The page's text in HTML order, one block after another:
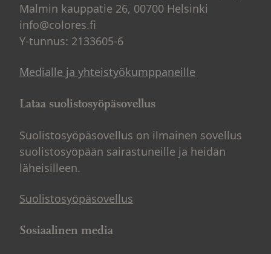
Malmin kauppatie 26, 00700 Helsinki
info@colores.fi
Y-tunnus: 2133605-6
Medialle ja yhteistyökumppaneille
Lataa suolistosyöpäsovellus
Suolistosyöpäsovellus on ilmainen sovellus
suolistosyöpään sairastuneille ja heidän
läheisilleen.
Suolistosyöpäsovellus
Sosiaalinen media